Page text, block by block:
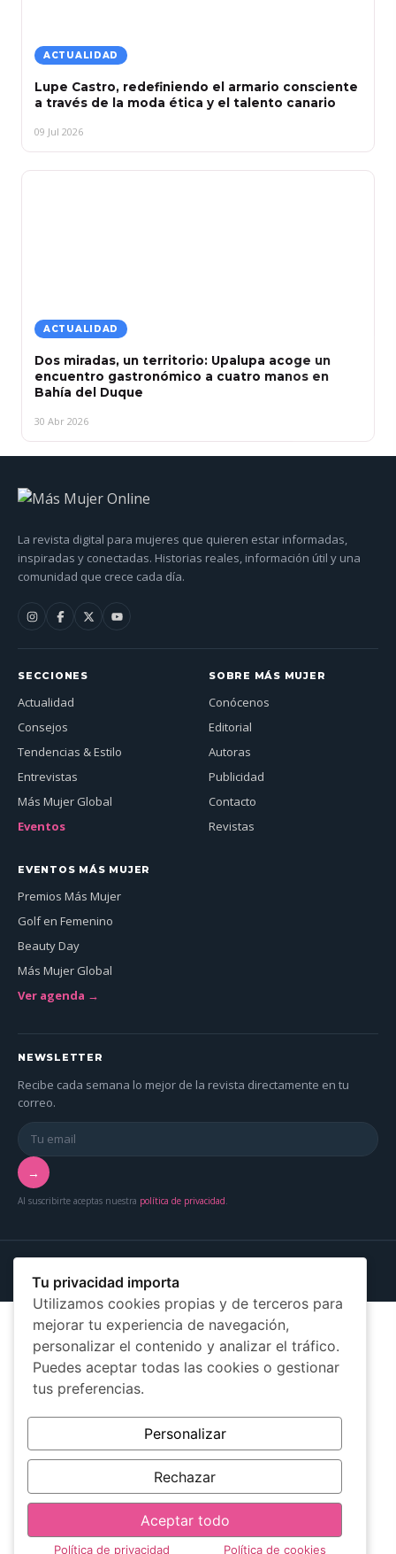
ACTUALIDAD
Lupe Castro, redefiniendo el armario consciente
a través de la moda ética y el talento canario
09 Jul 2026
ACTUALIDAD
Dos miradas, un territorio: Upalupa acoge un
encuentro gastronómico a cuatro manos en
Bahía del Duque
30 Abr 2026
La revista digital para mujeres que quieren estar informadas,
inspiradas y conectadas. Historias reales, información útil y una
comunidad que crece cada día.
SECCIONES
Actualidad
Consejos
Tendencias & Estilo
Entrevistas
Más Mujer Global
Eventos
SOBRE MÁS MUJER
Conócenos
Editorial
Autoras
Publicidad
Contacto
Revistas
EVENTOS MÁS MUJER
Premios Más Mujer
Golf en Femenino
Beauty Day
Más Mujer Global
Ver agenda →
NEWSLETTER
Recibe cada semana lo mejor de la revista directamente en tu
correo.
→
Al suscribirte aceptas nuestra política de privacidad.
Aviso legal
Privacidad
Tu privacidad importa
Utilizamos cookies propias y de terceros para
mejorar tu experiencia de navegación,
personalizar el contenido y analizar el tráfico.
Puedes aceptar todas las cookies o gestionar
tus preferencias.
Personalizar
Rechazar
Aceptar todo
Política de privacidad Política de cookies